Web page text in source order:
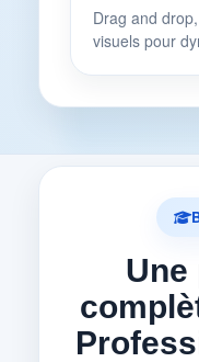
Drag and
visuels pour
Une